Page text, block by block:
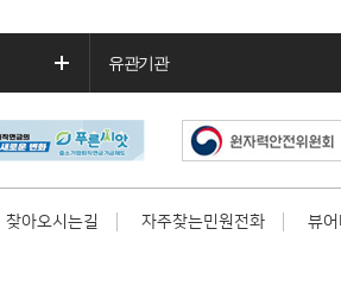
유관기관
찾아오시는길 자주찾는민원전화 뷰